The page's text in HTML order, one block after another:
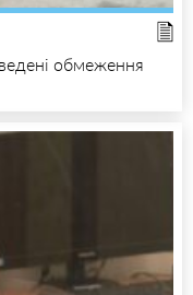
обмеження